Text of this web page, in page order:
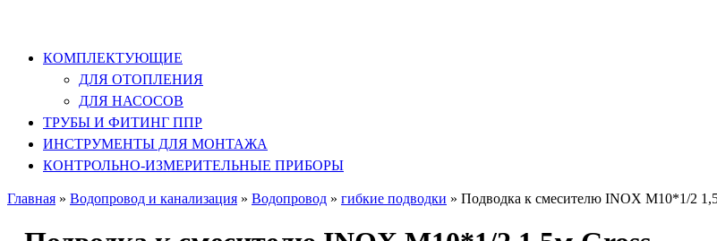
КОМПЛЕКТУЮЩИЕ
ДЛЯ ОТОПЛЕНИЯ
ДЛЯ НАСОСОВ
ТРУБЫ И ФИТИНГ ППР
ИНСТРУМЕНТЫ ДЛЯ МОНТАЖА
КОНТРОЛЬНО-ИЗМЕРИТЕЛЬНЫЕ ПРИБОРЫ
Главная » Водопровод и канализация » Водопровод » гибкие подводки » Подводка к смесителю INOX M10*1/2